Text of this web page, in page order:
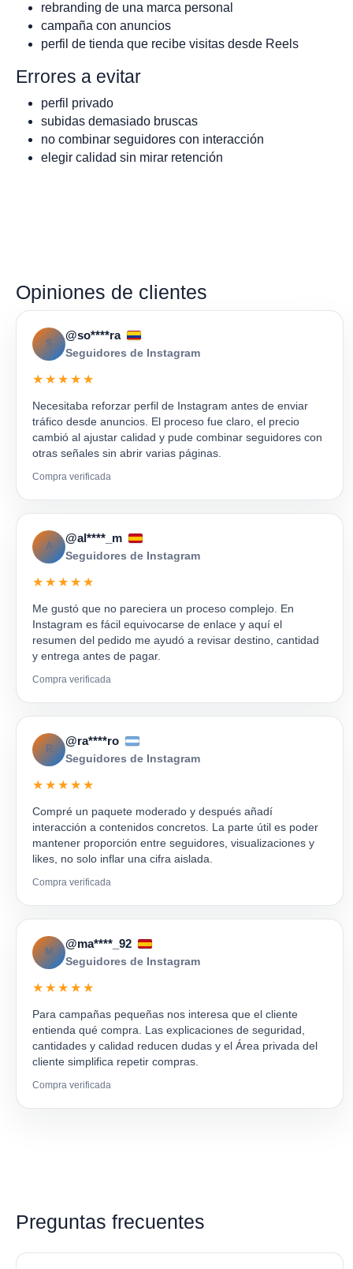
rebranding de una marca personal
campaña con anuncios
perfil de tienda que recibe visitas desde Reels
Errores a evitar
perfil privado
subidas demasiado bruscas
no combinar seguidores con interacción
elegir calidad sin mirar retención
Opiniones de clientes
S
@so****ra
Seguidores de Instagram
★★★★★
Necesitaba reforzar perfil de Instagram antes de enviar
tráfico desde anuncios. El proceso fue claro, el precio
cambió al ajustar calidad y pude combinar seguidores con
otras señales sin abrir varias páginas.
Compra verificada
A
@al****_m
Seguidores de Instagram
★★★★★
Me gustó que no pareciera un proceso complejo. En
Instagram es fácil equivocarse de enlace y aquí el
resumen del pedido me ayudó a revisar destino, cantidad
y entrega antes de pagar.
Compra verificada
R
@ra****ro
Seguidores de Instagram
★★★★★
Compré un paquete moderado y después añadí
interacción a contenidos concretos. La parte útil es poder
mantener proporción entre seguidores, visualizaciones y
likes, no solo inflar una cifra aislada.
Compra verificada
M
@ma****_92
Seguidores de Instagram
★★★★★
Para campañas pequeñas nos interesa que el cliente
entienda qué compra. Las explicaciones de seguridad,
cantidades y calidad reducen dudas y el Área privada del
cliente simplifica repetir compras.
Compra verificada
Preguntas frecuentes